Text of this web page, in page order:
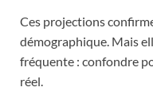
Ces projections
démographique. Mais
fréquente : confondre
réel.